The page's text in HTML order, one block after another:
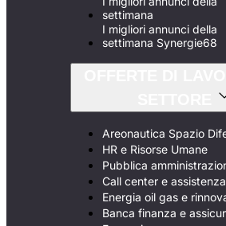
settimana
I migliori annunci della
settimana Synergie68
Areonautica Spazio
HR e Risorse Umane
Pubblica
Call center e
Energia oil gas e
Banca finanza e